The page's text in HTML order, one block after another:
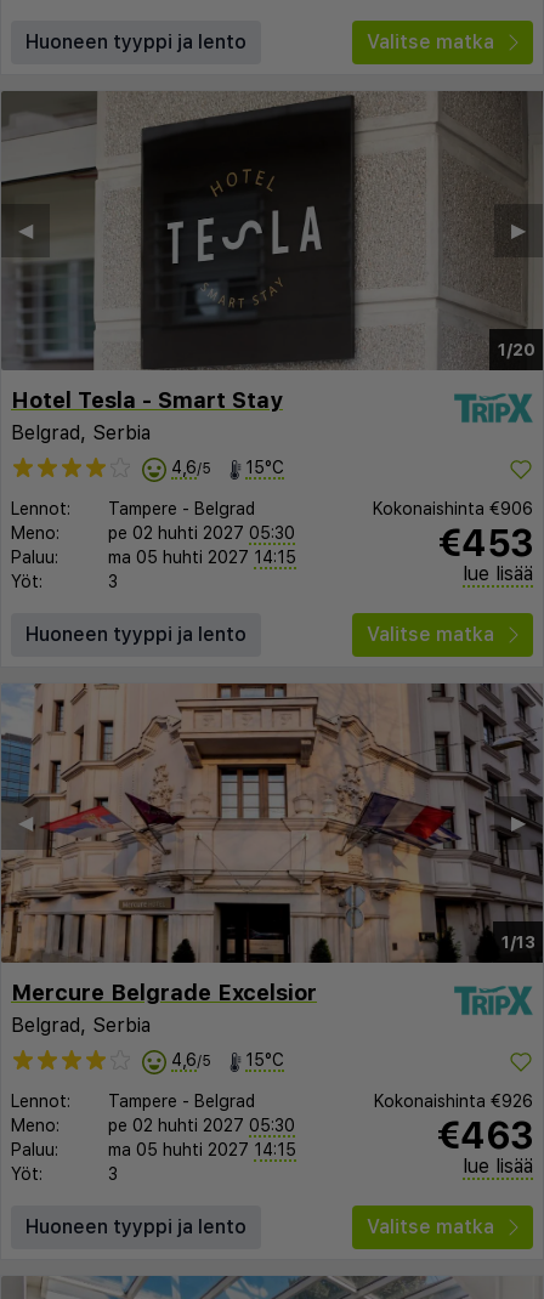
Huoneen tyyppi ja lento Valitse matka
1/20
▶︎
◀︎
Hotel Tesla - Smart Stay
Belgrad, Serbia
4,6/5 15°C
Lennot: Tampere - Belgrad
Meno:
pe 02 huhti 2027 05:30
Paluu:
ma 05 huhti 2027 14:15
Yöt:
3
Kokonaishinta €906
€453
lue lisää
Huoneen tyyppi ja lento Valitse matka
1/13
▶︎
◀︎
Mercure Belgrade Excelsior
Belgrad, Serbia
4,6/5 15°C
Lennot: Tampere - Belgrad
Meno:
pe 02 huhti 2027 05:30
Paluu:
ma 05 huhti 2027 14:15
Yöt:
3
Kokonaishinta €926
€463
lue lisää
Huoneen tyyppi ja lento Valitse matka